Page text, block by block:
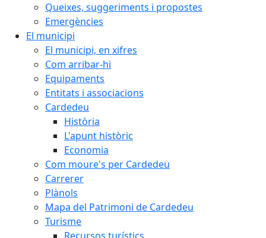
Queixes, suggeriments i propostes
Emergències
El municipi
El municipi, en xifres
Com arribar-hi
Equipaments
Entitats i associacions
Cardedeu
Història
L'apunt històric
Economia
Com moure's per Cardedeu
Carrerer
Plànols
Mapa del Patrimoni de Cardedeu
Turisme